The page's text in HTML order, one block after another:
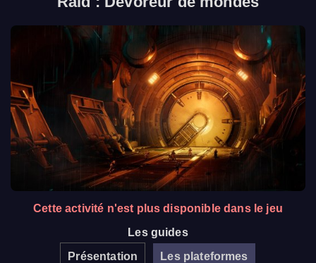
Cette activité n'est plus disponible dans le jeu
Les guides
Présentation
Les plateformes